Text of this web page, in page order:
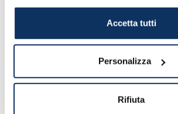
Accetta tutti
Personalizza
Rifiuta
della metro B Piramide. Se avete
treno, vi consigliamo di prenderla
da Piramide anzichè raggiungere
Roma.